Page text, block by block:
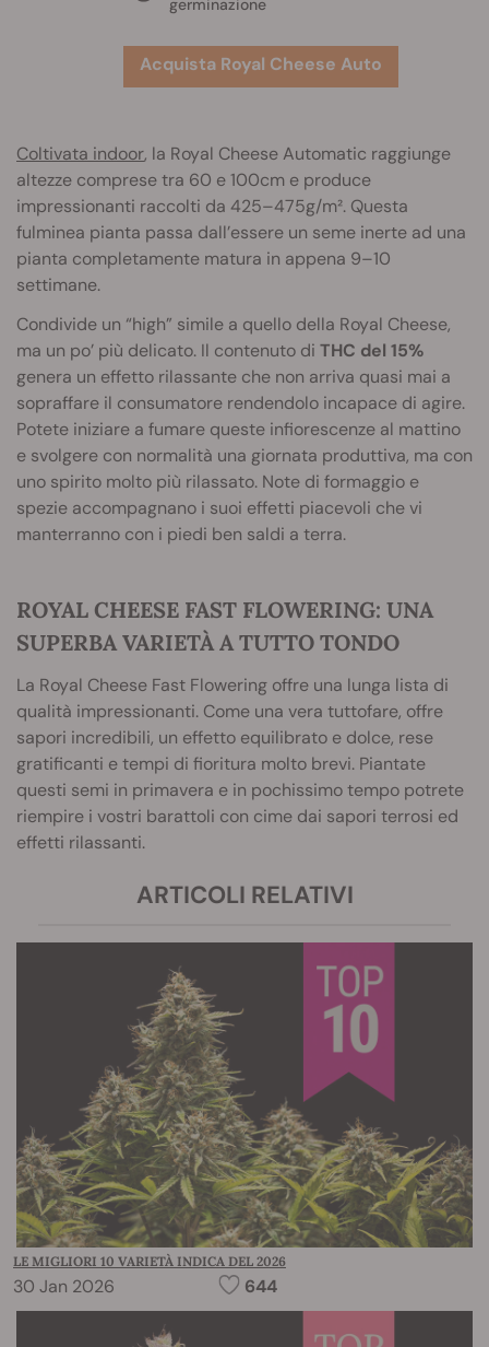
germinazione
Acquista Royal Cheese Auto
Coltivata indoor, la Royal Cheese Automatic raggiunge
altezze comprese tra 60 e 100cm e produce
impressionanti raccolti da 425–475g/m². Questa
fulminea pianta passa dall’essere un seme inerte ad una
pianta completamente matura in appena 9–10
settimane.
Condivide un “high” simile a quello della Royal Cheese,
ma un po’ più delicato. Il contenuto di THC del 15%
genera un effetto rilassante che non arriva quasi mai a
sopraffare il consumatore rendendolo incapace di agire.
Potete iniziare a fumare queste infiorescenze al mattino
e svolgere con normalità una giornata produttiva, ma con
uno spirito molto più rilassato. Note di formaggio e
spezie accompagnano i suoi effetti piacevoli che vi
manterranno con i piedi ben saldi a terra.
ROYAL CHEESE FAST FLOWERING: UNA
SUPERBA VARIETÀ A TUTTO TONDO
La Royal Cheese Fast Flowering offre una lunga lista di
qualità impressionanti. Come una vera tuttofare, offre
sapori incredibili, un effetto equilibrato e dolce, rese
gratificanti e tempi di fioritura molto brevi. Piantate
questi semi in primavera e in pochissimo tempo potrete
riempire i vostri barattoli con cime dai sapori terrosi ed
effetti rilassanti.
ARTICOLI RELATIVI
LE MIGLIORI 10 VARIETÀ INDICA DEL 2026
30 Jan 2026 644